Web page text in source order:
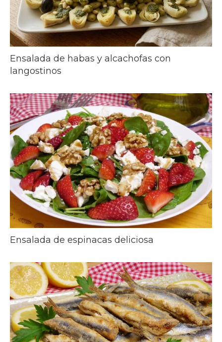
Ensalada de habas y alcachofas con
langostinos
Ensalada de espinacas deliciosa